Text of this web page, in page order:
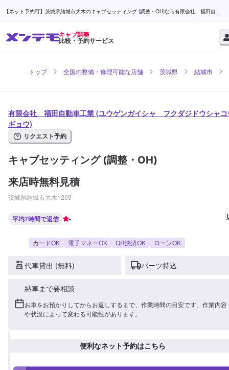
【ネット予約可】茨城県結城市大木のキャブセッティング (調整・OH)なら有限会社 福田自動
キャブ調整
比較・予約サービス
トップ 全国の整備・修理可能な店舗 茨城県 結城市
有限会社 福田自動車工業 (ユウゲンガイシャ フクダジドウシャコ
ギョウ)
リクエスト予約
キャブセッティング (調整・OH)
来店時無料見積
茨城県結城市大木1209
平均7時間で返信 -
カードOK 電子マネーOK QR決済OK ローンOK
代車貸出 (無料) パーツ持込
納車まで要相談
お車をお預かりしてからお返しするまで、作業時間の目安です。作業内容
や状況によって変わる可能性があります。
便利なネット予約はこちら